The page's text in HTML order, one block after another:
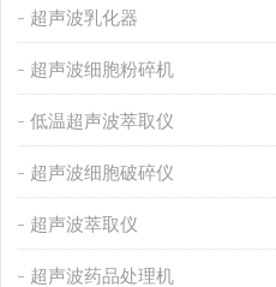
超声波乳化器
超声波细胞粉碎机
低温超声波萃取仪
超声波细胞破碎仪
超声波萃取仪
超声波药品处理机